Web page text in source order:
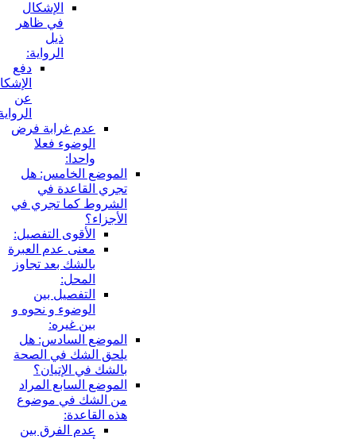
الإشكال
في ظاهر
ذيل
الرواية:
دفع
الإشكال
عن
الرواية:
عدم غرابة فرض
الوضوء فعلا
واحدا:
الموضع الخامس: هل
تجري القاعدة في
الشروط كما تجري في
الأجزاء؟
الأقوى التفصيل:
معنى عدم العبرة
بالشك بعد تجاوز
المحل:
التفصيل بين
الوضوء و نحوه و
بين غيره:
الموضع السادس: هل
يلحق الشك في الصحة
بالشك في الإتيان؟
الموضع السابع المراد
من الشك في موضوع
هذه القاعدة:
عدم الفرق بين